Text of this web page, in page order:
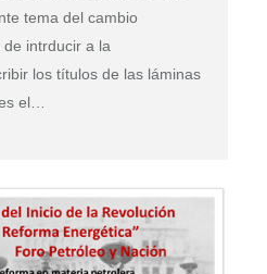
tema del cambio
intrducir a la
los títulos de las láminas
el…